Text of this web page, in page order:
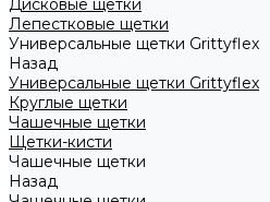
Дисковые щётки
Лепестковые щетки
Универсальные щетки Grittyflex
Назад
Универсальные щетки Grittyflex
Круглые щетки
Чашечные щетки
Щетки-кисти
Чашечные щетки
Назад